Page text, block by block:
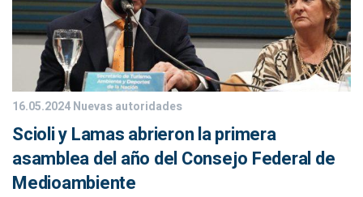
16.05.2024Nuevas autoridades
Scioli y Lamas abrieron la primera
asamblea del año del Consejo Federal de
Medioambiente